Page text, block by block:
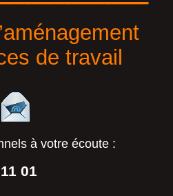
de travail
à votre écoute :
01